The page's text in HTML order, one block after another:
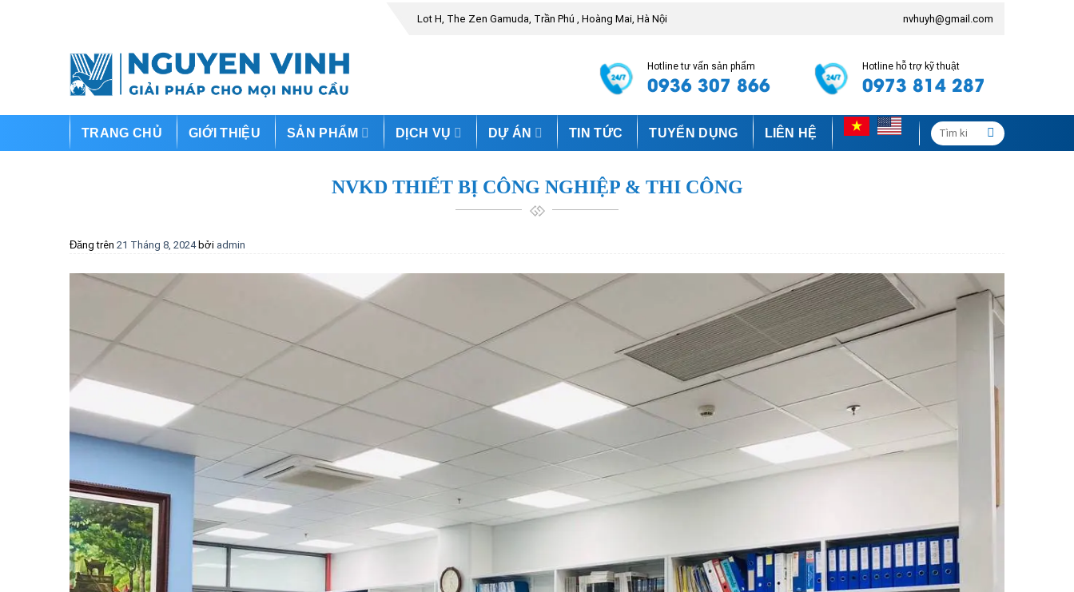
Lot H, The Zen Gamuda, Trần Phú , Hoàng Mai, Hà Nội nvhuyh@gmail.com
Hotline tư vấn sản phẩm
0936 307 866
Hotline hỗ trợ kỹ thuật
0973 814 287
TRANG CHỦ GIỚI THIỆU SẢN PHẨM DỊCH VỤ DỰ ÁN TIN TỨC TUYỂN DỤNG LIÊN HỆ
Tìm
kiếm:
NVKD THIẾT BỊ CÔNG NGHIỆP & THI CÔNG
Đăng trên 21 Tháng 8, 2024bởi admin